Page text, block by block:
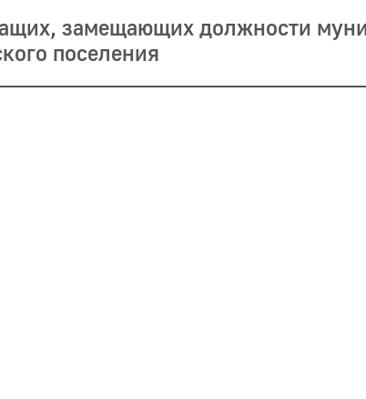
замещающих должности
поселения